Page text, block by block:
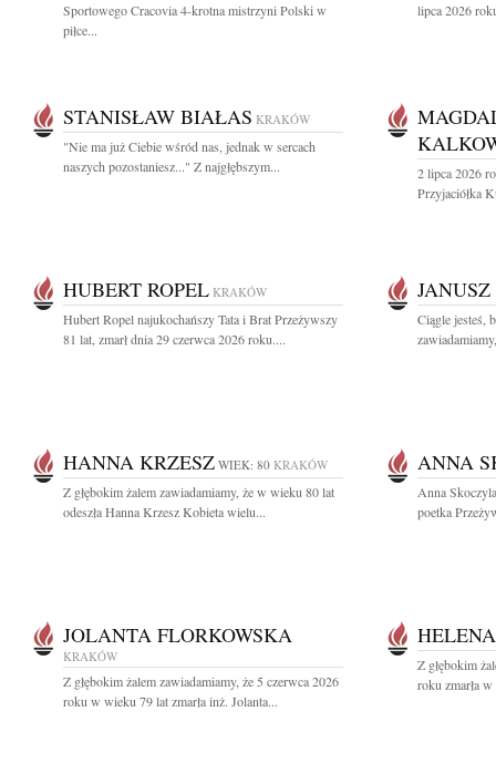
Sportowego Cracovia 4-krotna mistrzyni Polski w
piłce...
lipca 2026
STANISŁAW BIAŁAS KRAKÓW
"Nie ma już Ciebie wśród nas, jednak w sercach
naszych pozostaniesz..." Z najgłębszym...
2 lipca 2026
Przyjaciółka
HUBERT ROPEL KRAKÓW
Hubert Ropel najukochańszy Tata i Brat Przeżywszy
81 lat, zmarł dnia 29 czerwca 2026 roku....
Ciągle jesteś,
HANNA KRZESZ WIEK: 80 KRAKÓW
Z głębokim żalem zawiadamiamy, że w wieku 80 lat
odeszła Hanna Krzesz Kobieta wielu...
ANNA
Anna
poetka
JOLANTA FLORKOWSKA
KRAKÓW
Z głębokim żalem zawiadamiamy, że 5 czerwca 2026
roku w wieku 79 lat zmarła inż. Jolanta...
Z głębokim
roku zmarła